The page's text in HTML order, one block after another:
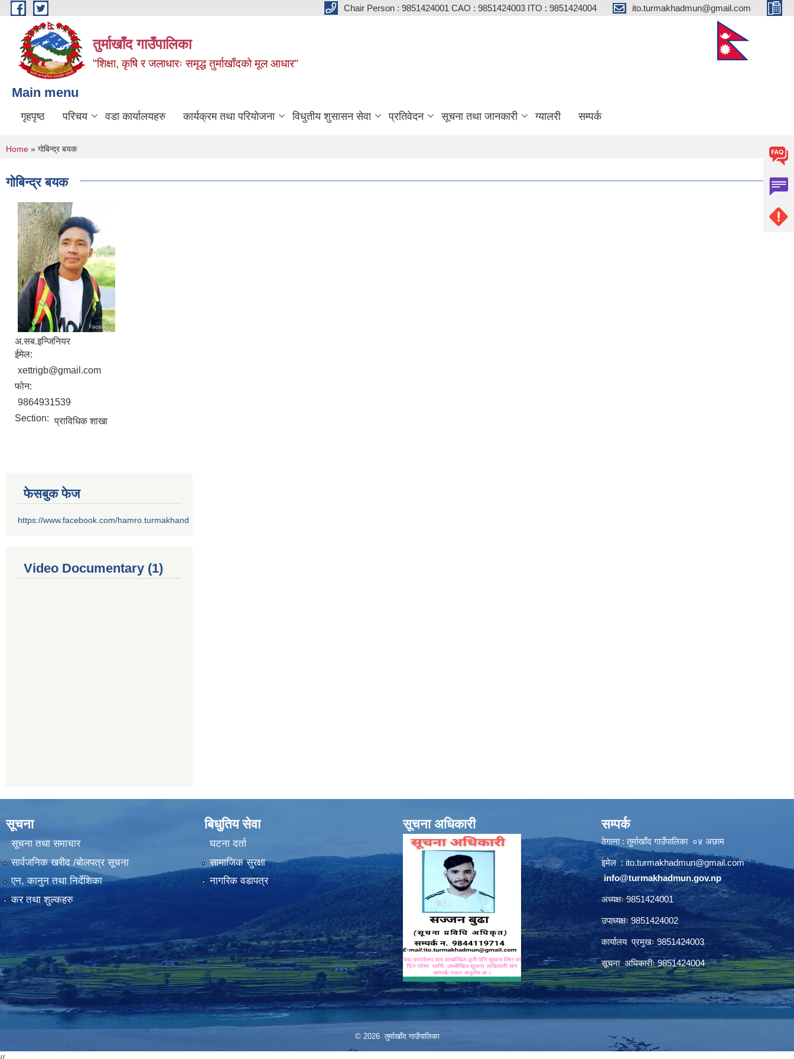
Skip to main content Chair Person : 9851424001 CAO : 9851424003 ITO : 9851424004 ito.turmakhadmun@gmail.com
तुर्माखाँद गाउँपालिका
"शिक्षा, कृषि र जलाधारः समृद्ध तुर्माखाँदको मूल आधार"
Main menu
गृहपृष्ठ परिचय वडा कार्यालयहरु कार्यक्रम तथा परियोजना विधुतीय शुसासन सेवा प्रतिवेदन सूचना तथा जानकारी ग्यालरी सम्पर्क
You are here
Home » गोबिन्द्र बयक
गोबिन्द्र बयक
अ.सब.इन्जिनियर
ईमेल:
xettrigb@gmail.com
फोन:
9864931539
Section: प्राविधिक शाखा
फेसबुक फेज
https://www.facebook.com/hamro.turmakhand
Video Documentary (1)
सूचना
सूचना तथा समाचार
सार्वजनिक खरीद /बोलपत्र सूचना
एन, कानुन तथा निर्देशिका
कर तथा शुल्कहरु
बिधुतिय सेवा
घटना दर्ता
सामाजिक सुरक्षा
नागरिक वडापत्र
सूचना अधिकारी सम्पर्क
ठेगाना : तुर्माखाँद गाउँपालिका ०४ अछाम
इमेल : ito.turmakhadmun@gmail.com
/info@turmakhadmun.gov.np
अध्यक्षः 9851424001
उपाध्यक्षः 9851424002
कार्यालय प्रमुखः 9851424003
सूचना अधिकारीः 9851424004
© 2026 तुर्माखाँद गाउँपालिका